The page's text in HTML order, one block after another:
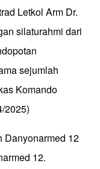
Letkol Arm Dr.
silaturahmi dari
sejumlah
Komando
2025)
Danyonarmed 12
12.